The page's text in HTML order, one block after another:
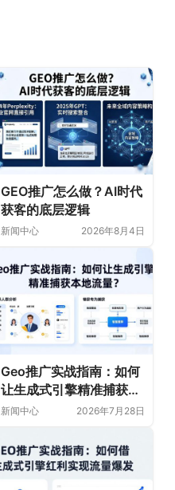
GEO推广怎么做？AI时代
获客的底层逻辑
新闻中心 2026年8月4日
Geo推广实战指南：如何
让生成式引擎精准捕获本
地流量？
新闻中心 2026年7月28日